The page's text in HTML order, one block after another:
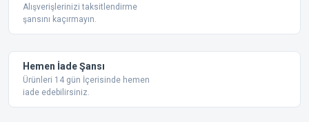
Alışverişlerinizi taksitlendirme
şansını kaçırmayın.
Hemen İade Şansı
Ürünleri 14 gün İçerisinde hemen
iade edebilirsiniz.